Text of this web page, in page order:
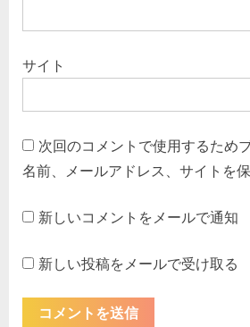
サイト
次回のコメントで使用するため
名前、メールアドレス、サイトを保
新しいコメントをメールで通知
新しい投稿をメールで受け取る